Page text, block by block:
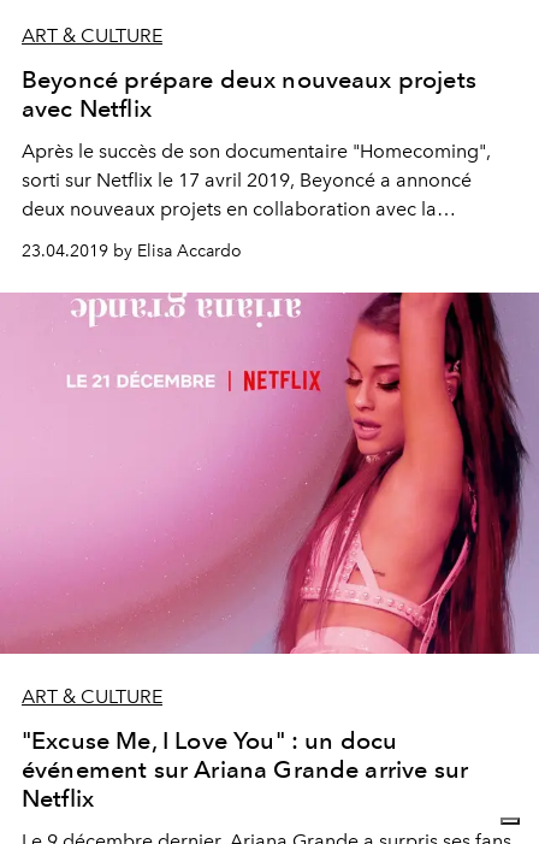
ART & CULTURE
Beyoncé prépare deux nouveaux projets
avec Netflix
Après le succès de son documentaire "Homecoming",
sorti sur Netflix le 17 avril 2019, Beyoncé a annoncé
deux nouveaux projets en collaboration avec la
plateforme de streaming. Voici ce que l’on sait déjà.
23.04.2019 by Elisa Accardo
ART & CULTURE
"Excuse Me, I Love You" : un docu
événement sur Ariana Grande arrive sur
Netflix